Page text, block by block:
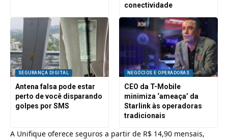
conectividade
SEGURANÇA DIGITAL
Antena falsa pode estar
perto de você disparando
golpes por SMS
NEGÓCIOS E OPERADORAS
CEO da T-Mobile
minimiza ‘ameaça’ da
Starlink às operadoras
tradicionais
A Unifique oferece seguros a partir de R$ 14,90 mensais,